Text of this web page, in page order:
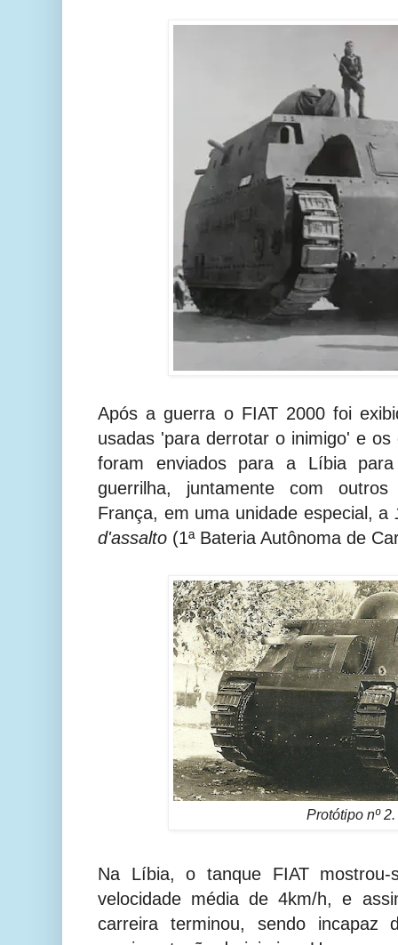
Após a guerra o FIAT 2000 foi
usadas 'para derrotar o inimigo' e
foram enviados para a Líbia
guerrilha, juntamente com
França, em uma unidade especial, a
d'assalto (1ª Bateria Autônoma de
Protótipo nº 2.
Na Líbia, o tanque FIAT
velocidade média de 4km/h, e
carreira terminou, sendo incapaz